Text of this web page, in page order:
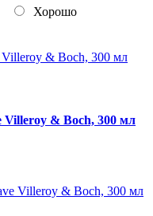
Хорошо
& Boch, 300 мл